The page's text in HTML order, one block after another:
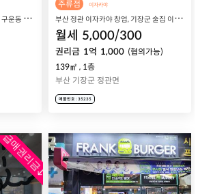
★
급매 권리금인하★ 경기 수원 구운동 참숯직화구이 고깃집 황금소갈비 매장 매매 양도
주류점 이자카야
부
산 정관 이자카야 창업, 기장군 술집 이로리야 정관점 매장 매매 양도양수
월세 5,000/300
권리금 1억 1,000 (협의가능)
139㎡ , 1층
부산 기장군 정관면
매물번호 : 35235
급매권리금↓